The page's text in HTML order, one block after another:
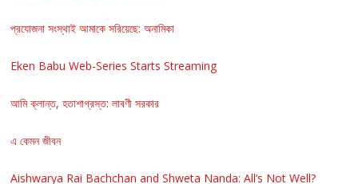
প্রযোজনা সংস্থাই আমাকে সরিয়েছে: অনামিকা
Eken Babu Web-Series Starts Streaming
আমি ক্লান্ত, হতাশাগ্রস্ত: লাবণী সরকার
এ কেমন জীবন
Aishwarya Rai Bachchan and Shweta Nanda: All’s Not Well?